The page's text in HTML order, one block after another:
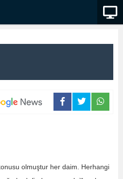
olmuştur her daim. Herhangi